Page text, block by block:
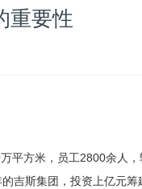
重要性
平方米，员工2800余人
吉斯集团，投资上亿元